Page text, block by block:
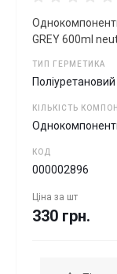
GREY 600ml
ТИП ГЕРМЕТИКА
Поліуретановий
КІЛЬКІСТЬ
КОД
000002896
Ціна за шт
330 грн.